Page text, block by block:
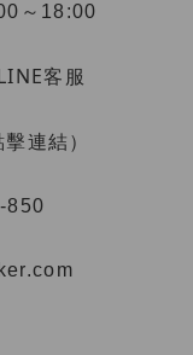
～18:00
客服
連結）
850